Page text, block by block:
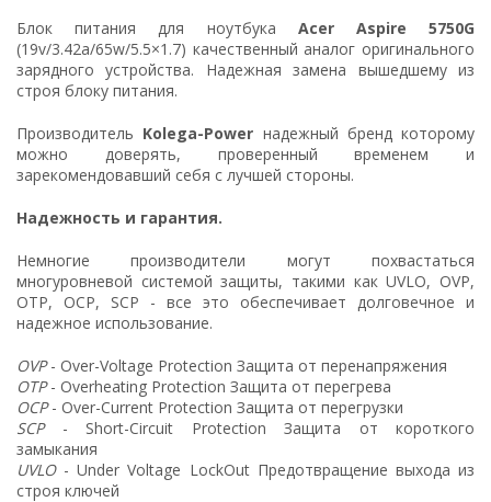
Блок питания для ноутбука Acer Aspire 5750G
(19v/3.42a/65w/5.5×1.7) качественный аналог оригинального
зарядного устройства. Надежная замена вышедшему из
строя блоку питания.
Производитель Kolega-Power надежный бренд которому
можно доверять, проверенный временем и
зарекомендовавший себя с лучшей стороны.
Надежность и гарантия.
Немногие производители могут похвастаться
многуровневой системой защиты, такими как UVLO, OVP,
OTP, OCP, SCP - все это обеспечивает долговечное и
надежное использование.
OVP- Over-Voltage Protection Защита от перенапряжения
OTP- Overheating Protection Защита от перегрева
OCP- Over-Current Protection Защита от перегрузки
SCP- Short-Circuit Protection Защита от короткого
замыкания
UVLO- Under Voltage LockOut Предотвращение выхода из
строя ключей